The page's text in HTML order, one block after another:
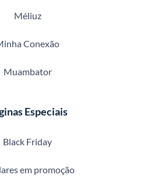
Méliuz
Conexão
Muambator
Especiais
Black Friday
em promoção